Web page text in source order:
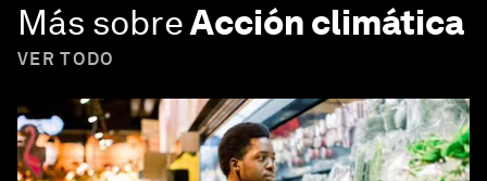
Más sobreAcción climática
VER TODO